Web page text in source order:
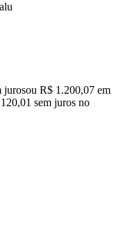
jurosou R$ 1.200,07 em
sem juros no